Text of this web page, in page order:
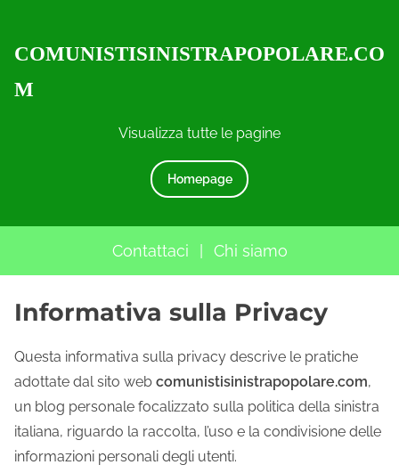
Visualizza tutte le pagine
COMUNISTISINISTRAPOPOLARE.CO
M
Homepage
Contattaci | Chi siamo
Informativa sulla Privacy
Questa informativa sulla privacy descrive le pratiche
adottate dal sito web comunistisinistrapopolare.com,
un blog personale focalizzato sulla politica della sinistra
italiana, riguardo la raccolta, l’uso e la condivisione delle
informazioni personali degli utenti.